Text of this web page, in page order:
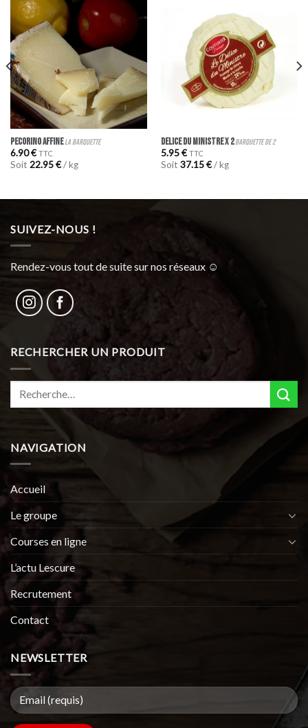
PECORINO AFFINEla barquette
6.90€ TTC
Soit 22.95€/ kg
DELICE DU MINISTRE x 2barquette de 2
5.95€ TTC
Soit 37.15€/ kg
SUIVEZ-NOUS !
Rendez-vous tout de suite sur nos réseaux ☺︎
RECHERCHER UN PRODUIT
Recherche
NAVIGATION
Accueil
Le groupe
Courses en ligne
L’actu Lescure
Recrutement
Contact
NEWSLETTER